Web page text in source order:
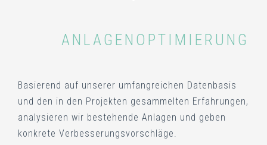
ANLAGENOPTIMIERUNG
Basierend auf unserer umfangreichen Datenbasis
und den in den Projekten gesammelten Erfahrungen,
analysieren wir bestehende Anlagen und geben
konkrete Verbesserungsvorschläge.